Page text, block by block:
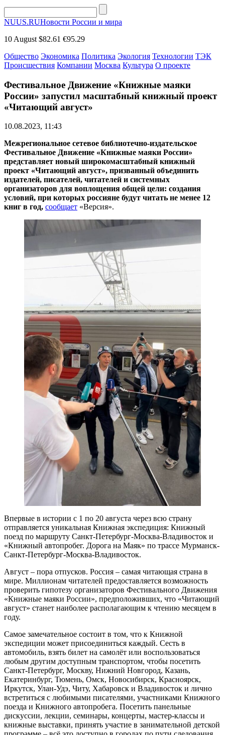
NUUS.RUНовости России и мира
10 August $82.61 €95.29
Общество Экономика Политика Экология Технологии ТЭК
Происшествия Компании Москва Культура О проекте
Фестивальное Движение «Книжные маяки
России» запустил масштабный книжный проект
«Читающий август»
10.08.2023, 11:43
Межрегиональное сетевое библиотечно-издательское
Фестивальное Движение «Книжные маяки России»
представляет новый широкомасштабный книжный
проект «Читающий август», призванный объединить
издателей, писателей, читателей и системных
организаторов для воплощения общей цели: создания
условий, при которых россияне будут читать не менее 12
книг в год, сообщает «Версия».
Впервые в истории с 1 по 20 августа через всю страну
отправляется уникальная Книжная экспедиция: Книжный
поезд по маршруту Санкт-Петербург-Москва-Владивосток и
«Книжный автопробег. Дорога на Маяк» по трассе Мурманск-
Санкт-Петербург-Москва-Владивосток.
Август – пора отпусков. Россия – самая читающая страна в
мире. Миллионам читателей предоставляется возможность
проверить гипотезу организаторов Фестивального Движения
«Книжные маяки России», предположивших, что «Читающий
август» станет наиболее располагающим к чтению месяцем в
году.
Самое замечательное состоит в том, что к Книжной
экспедиции может присоединиться каждый. Сесть в
автомобиль, взять билет на самолёт или воспользоваться
любым другим доступным транспортом, чтобы посетить
Санкт-Петербург, Москву, Нижний Новгород, Казань,
Екатеринбург, Тюмень, Омск, Новосибирск, Красноярск,
Иркутск, Улан-Удэ, Читу, Хабаровск и Владивосток и лично
встретиться с любимыми писателями, участниками Книжного
поезда и Книжного автопробега. Посетить панельные
дискуссии, лекции, семинары, концерты, мастер-классы и
книжные выставки, принять участие в занимательной детской